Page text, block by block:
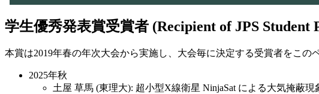
学生優秀発表賞受賞者 (Recipient of JPS Student
本賞は2019年春の年次大会から実施し、大会毎に決定する受賞者をこの
2025年秋
土屋 草馬 (東理大): 超小型X線衛星 NinjaSat による大気掩蔽